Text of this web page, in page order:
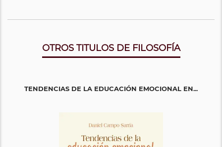
OTROS TITULOS DE FILOSOFÍA
TENDENCIAS DE LA EDUCACIÓN EMOCIONAL EN...